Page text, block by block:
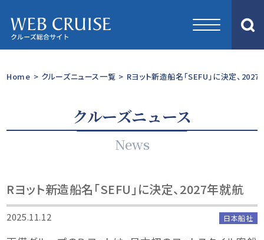
Home > クルーズニュース一覧 > Rヨット新造船名「SEFU」に決定、2027
クルーズニュース
News
Rヨット新造船名「SEFU」に決定、2027年就航
2025.11.12 日本船社